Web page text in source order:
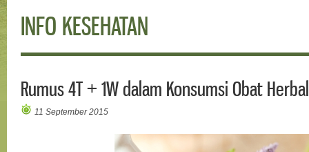
INFO KESEHATAN
Rumus 4T + 1W dalam Konsumsi Obat Herbal
11 September 2015